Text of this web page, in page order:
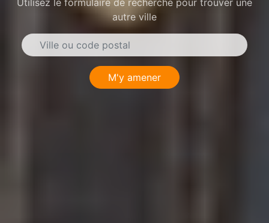
Utilisez le formulaire de recherche pour trouver une
autre ville
M'y amener